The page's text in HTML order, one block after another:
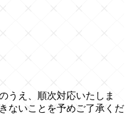
うえ、順次対応いたしま
ないことを予めご了承くだ